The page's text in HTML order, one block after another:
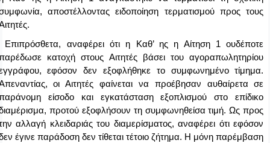
αποστέλλοντας ειδοποίηση τερματισμού προς τους
Επιπρόσθετα, αναφέρει ότι η Καθ’ ης η Αίτηση 1 ουδέποτε
κατοχή στους Αιτητές βάσει του αγοραπωλητηρίου
εφόσον δεν εξοφλήθηκε το συμφωνημένο τίμημα.
οι Αιτητές φαίνεται να προέβησαν αυθαίρετα σε
είσοδο και εγκατάσταση εξοπλισμού στο επίδικο
προτού εξοφλήσουν τη συμφωνηθείσα τιμή. Ως προς
αλλαγή κλειδαριάς του διαμερίσματος, αναφέρει ότι εφόσον
έγινε παράδοση δεν τίθεται τέτοιο ζήτημα. Η μόνη παρέμβαση